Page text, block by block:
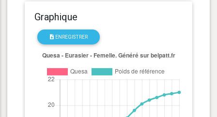
Graphique
ENREGISTRER